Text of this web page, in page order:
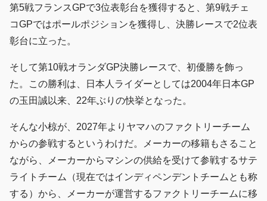
第5戦フランスGPで3位表彰台を獲得すると、第9戦チェ
コGPではポールポジションを獲得し、決勝レースで2位表
彰台に立った。
そして第10戦オランダGP決勝レースで、初優勝を飾っ
た。この勝利は、日本人ライダーとしては2004年日本GP
の玉田誠以来、22年ぶりの快挙となった。
そんな小椋が、2027年よりヤマハのファクトリーチーム
からの参戦するというわけだ。メーカーの移籍もさること
ながら、メーカーからマシンの供給を受けて参戦するサテ
ライトチーム（現在ではインディペンデントチームとも称
する）から、メーカーが運営するファクトリーチームに移